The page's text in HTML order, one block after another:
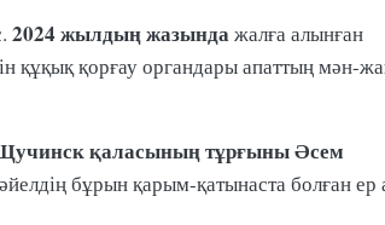
2024 жылдың жазындажалға алынған
құқық қорғау органдары апаттың мән-
қаласының тұрғыны Әсем
бұрын қарым-қатынаста болған ер